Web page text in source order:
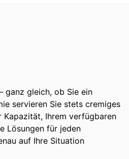
ganz gleich, ob Sie ein
servieren Sie stets cremiges
Kapazität, Ihrem verfügbaren
Lösungen für jeden
auf Ihre Situation